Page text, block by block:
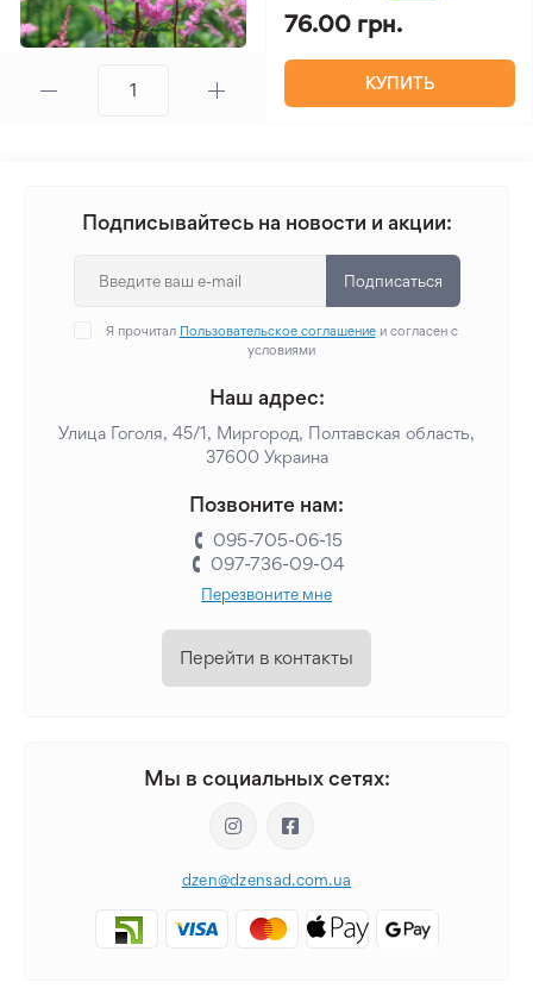
76.00 грн.
КУПИТЬ
Подписывайтесь на новости и акции:
Подписаться
Я прочитал Пользовательское соглашениеи согласен с
условиями
Наш адрес:
Улица Гоголя, 45/1, Миргород, Полтавская область,
37600 Украина
Позвоните нам:
095-705-06-15
097-736-09-04
Перезвоните мне
Перейти в контакты
Мы в социальных сетях:
dzen@dzensad.com.ua